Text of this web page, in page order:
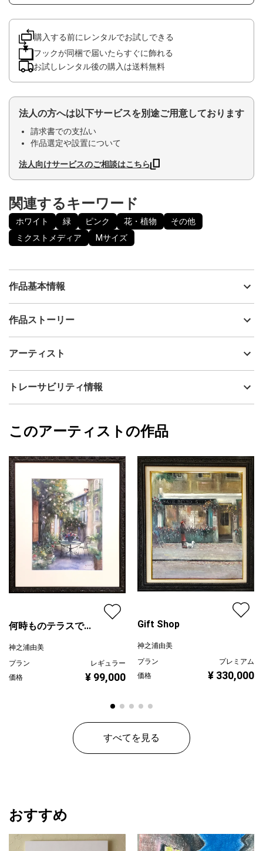
購入する前にレンタルでお試しできる
フックが同梱で届いたらすぐに飾れる
お試しレンタル後の購入は送料無料
法人の方へは以下サービスを別途ご用意しております
請求書での支払い
作品選定や設置について
法人向けサービスのご相談はこちら
関連するキーワード
ホワイト 緑 ピンク 花・植物
その他
ミクストメディア
Mサイズ
作品基本情報
出品者
制作年
技法
ミクストメディア
カラー
ホワイト
ピンク
配送目安
二週間以内
作品ストーリー
JESUSPASTEL(ジーザスパステル)の混合技法で描かれた、チュー
原画に合わせた高級感あるアンティークホワイトの木製フレーム
付きです。
ています。
アーティスト
神之浦由美
フォローする
トレーサビリティ情報
神之浦由美
このアーティストの作品
何時ものテラスで...
神之浦由美
プラン
レギュラー
価格
¥ 99,000
Gift Shop
神之浦由美
プラン
プレミアム
価格
¥ 330,000
すべてを見る
おすすめ